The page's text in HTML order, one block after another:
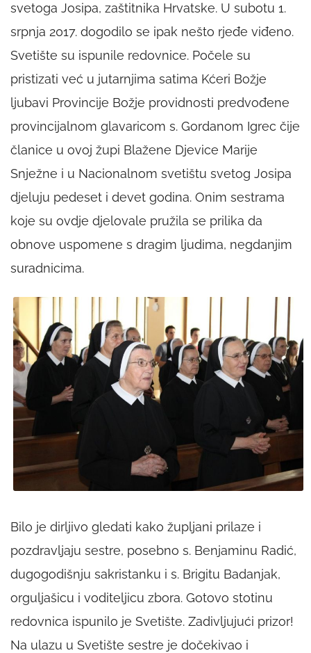
svetoga Josipa, zaštitnika Hrvatske. U subotu 1.
srpnja 2017. dogodilo se ipak nešto rjeđe viđeno.
Svetište su ispunile redovnice. Počele su
pristizati već u jutarnjima satima Kćeri Božje
ljubavi Provincije Božje providnosti predvođene
provincijalnom glavaricom s. Gordanom Igrec čije
članice u ovoj župi Blažene Djevice Marije
Snježne i u Nacionalnom svetištu svetog Josipa
djeluju pedeset i devet godina. Onim sestrama
koje su ovdje djelovale pružila se prilika da
obnove uspomene s dragim ljudima, negdanjim
suradnicima.
Bilo je dirljivo gledati kako župljani prilaze i
pozdravljaju sestre, posebno s. Benjaminu Radić,
dugogodišnju sakristanku i s. Brigitu Badanjak,
orguljašicu i voditeljicu zbora. Gotovo stotinu
redovnica ispunilo je Svetište. Zadivljujući prizor!
Na ulazu u Svetište sestre je dočekivao i